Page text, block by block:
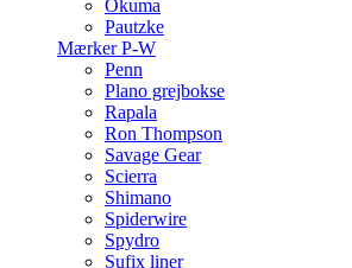
Okuma
Pautzke
Mærker P-W
Penn
Plano grejbokse
Rapala
Ron Thompson
Savage Gear
Scierra
Shimano
Spiderwire
Spydro
Sufix liner